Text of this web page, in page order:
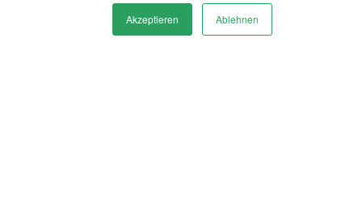
Akzeptieren Ablehnen
In der VDIV-Digitalisierungsumfrage 2023 wurden